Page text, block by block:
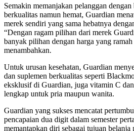
Semakin memanjakan pelanggan
berkualitas namun hemat, Guardian
merek sendiri yang sama hebatnya
“Dengan ragam pilihan dari merek
banyak pilihan dengan harga yang
menambahkan.
Untuk urusan kesehatan, Guardian
dan suplemen berkualitas seperti
eksklusif di Guardian, juga vitamin C
lengkap untuk pria maupun wanita.
Guardian yang sukses mencatat
pencapaian dua digit dalam semester
memantapkan diri sebagai tujuan